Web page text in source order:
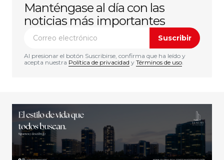
Manténgase al día con las
noticias más importantes
Suscribir
Al presionar el botón Suscribirse, confirma que ha leído y
acepta nuestra Política de privacidad y Términos de uso.